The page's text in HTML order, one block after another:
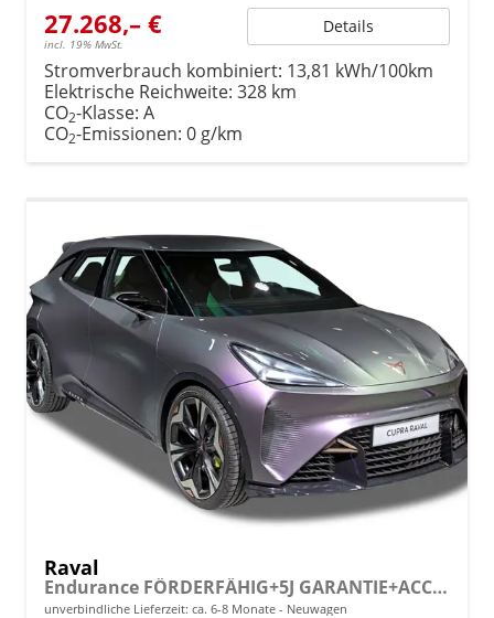
27.268,– €
incl. 19% MwSt.
Details
Stromverbrauch kombiniert: 13,81 kWh/100km
Elektrische Reichweite: 328 km
CO2-Klasse: A
CO2-Emissionen: 0 g/km
Raval
Endurance FÖRDERFÄHIG+5J GARANTIE+ACC+18" ALU+LED+PDC+KLIMA
unverbindliche Lieferzeit: ca. 6-8 Monate Neuwagen